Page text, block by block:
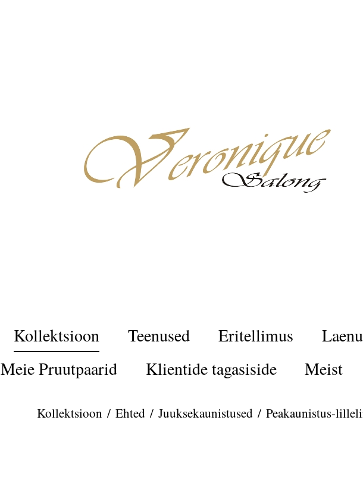
Kollektsioon Teenused Eritellimus
Meie Pruutpaarid
Klientide tagasiside Meist
Kollektsioon / Ehted / Juuksekaunistused / Peakaunistus-